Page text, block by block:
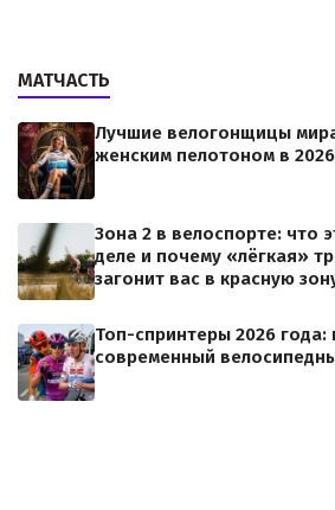
МАТЧАСТЬ
Лучшие велогонщицы
женским пелотоном в
Зона 2 в велоспорте: что
деле и почему «лёгкая»
загонит вас в красную
Топ-спринтеры 2026 года:
современный